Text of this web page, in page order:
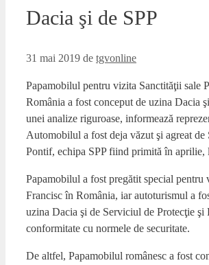
Dacia şi de SPP
31 mai 2019 de tgvonline
Papamobilul pentru vizita Sanctităţii sale
România a fost conceput de uzina Dacia
unei analize riguroase, informează
Automobilul a fost deja văzut şi agreat de
Pontif, echipa SPP fiind primită în aprilie,
Papamobilul a fost pregătit special pentru
Francisc în România, iar autoturismul a
uzina Dacia şi de Serviciul de Protecţie şi
conformitate cu normele de securitate.
De altfel, Papamobilul românesc a fost